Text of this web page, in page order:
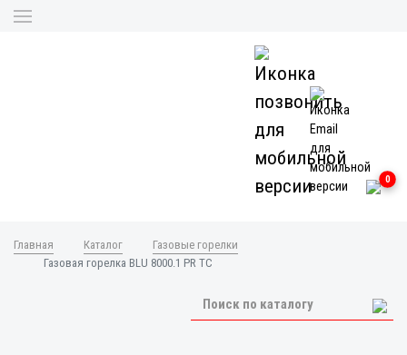
0
Главная Каталог
Газовые горелки
Газовая горелка BLU 8000.1 PR TC